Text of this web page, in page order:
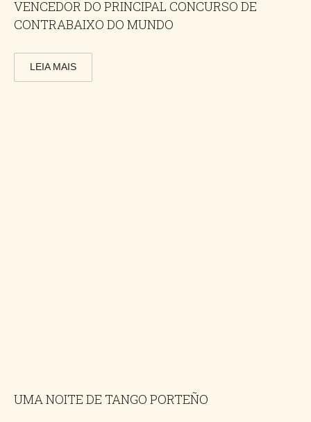
VENCEDOR DO PRINCIPAL CONCURSO DE
CONTRABAIXO DO MUNDO
LEIA MAIS
UMA NOITE DE TANGO PORTEÑO